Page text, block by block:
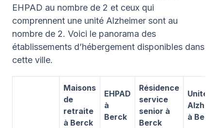
EHPAD au nombre de 2 et ceux qui
comprennent une unité Alzheimer sont au
nombre de 2. Voici le panorama des
établissements d’hébergement disponibles dans
cette ville.
Maisons
de
retraite
à Berck
EHPAD
à
Berck
Résidence
service
senior à
Berck
Unité
à Berck